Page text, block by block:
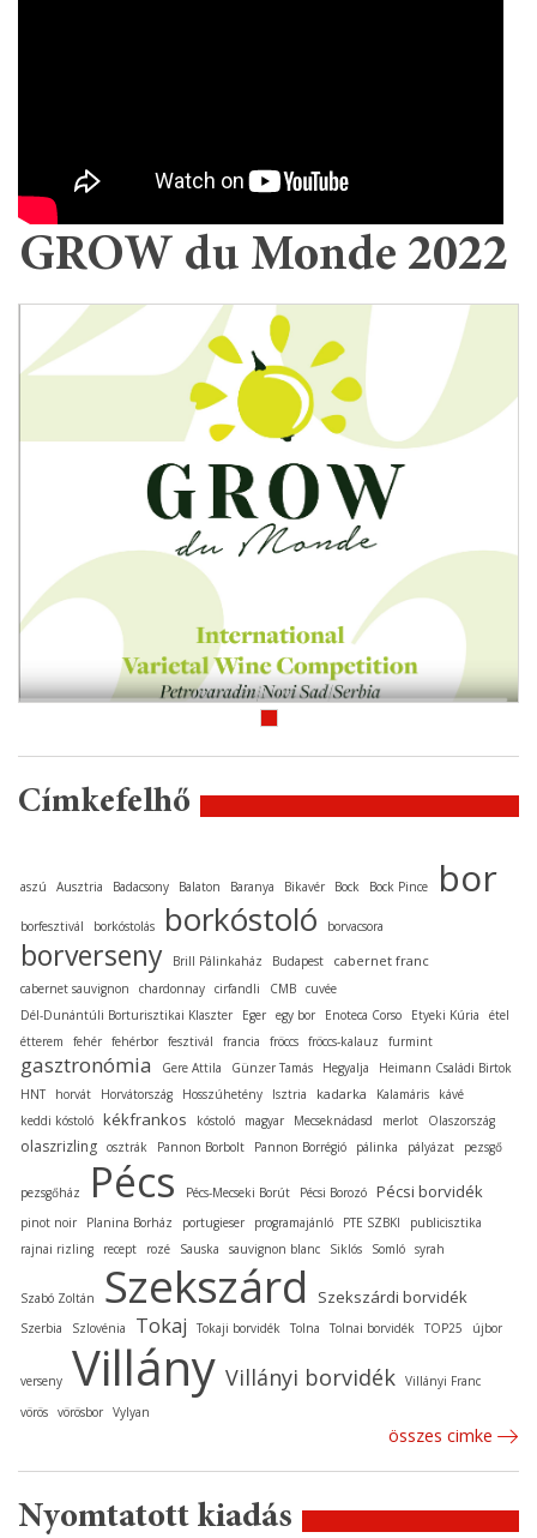
GROW du Monde 2022
Címkefelhő
aszú Ausztria Badacsony Balaton Baranya Bikavér Bock Bock Pince bor
borfesztivál borkóstolás borkóstoló borvacsora
borverseny Brill Pálinkaház Budapest cabernet franc
cabernet sauvignon chardonnay cirfandli CMB cuvée
Dél-Dunántúli Borturisztikai Klaszter
Eger egy bor Enoteca Corso Etyeki Kúria
étel
étterem
fehér fehérbor fesztivál francia fröccs fröccs-kalauz furmint
gasztronómia Gere Attila Günzer Tamás Hegyalja
Heimann Családi Birtok
HNT
horvát Horvátország Hosszúhetény Isztria kadarka Kalamáris
kávé
keddi kóstoló kékfrankos kóstoló magyar Mecseknádasd merlot Olaszország
olaszrizling osztrák Pannon Borbolt Pannon Borrégió pálinka pályázat pezsgő
pezsgőház Pécs Pécs-Mecseki Borút Pécsi Borozó Pécsi borvidék
pinot noir Planina Borház portugieser programajánló PTE SZBKI
publicisztika
rajnai rizling
recept rozé Sauska sauvignon blanc Siklós Somló syrah
Szabó Zoltán Szekszárd Szekszárdi borvidék
Szerbia Szlovénia Tokaj Tokaji borvidék Tolna Tolnai borvidék TOP25 újbor
verseny Villány Villányi borvidék Villányi Franc
vörös vörösbor Vylyan
összes cimke
Nyomtatott kiadás